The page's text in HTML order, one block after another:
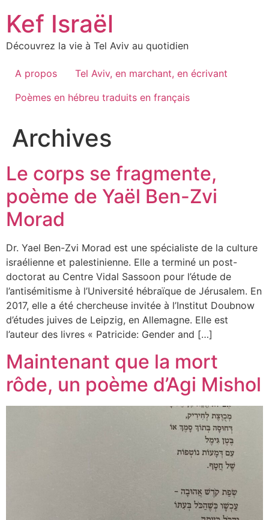
content
Kef Israël
Découvrez la vie à Tel Aviv au quotidien
A propos
Tel Aviv, en marchant, en écrivant
Poèmes en hébreu traduits en français
Archives
Le corps se fragmente,
poème de Yaël Ben-Zvi
Morad
Dr. Yael Ben-Zvi Morad est une spécialiste de la culture
israélienne et palestinienne. Elle a terminé un post-
doctorat au Centre Vidal Sassoon pour l’étude de
l’antisémitisme à l’Université hébraïque de Jérusalem. En
2017, elle a été chercheuse invitée à l’Institut Doubnow
d’études juives de Leipzig, en Allemagne. Elle est
l’auteur des livres « Patricide: Gender and […]
Maintenant que la mort
rôde, un poème d’Agi Mishol